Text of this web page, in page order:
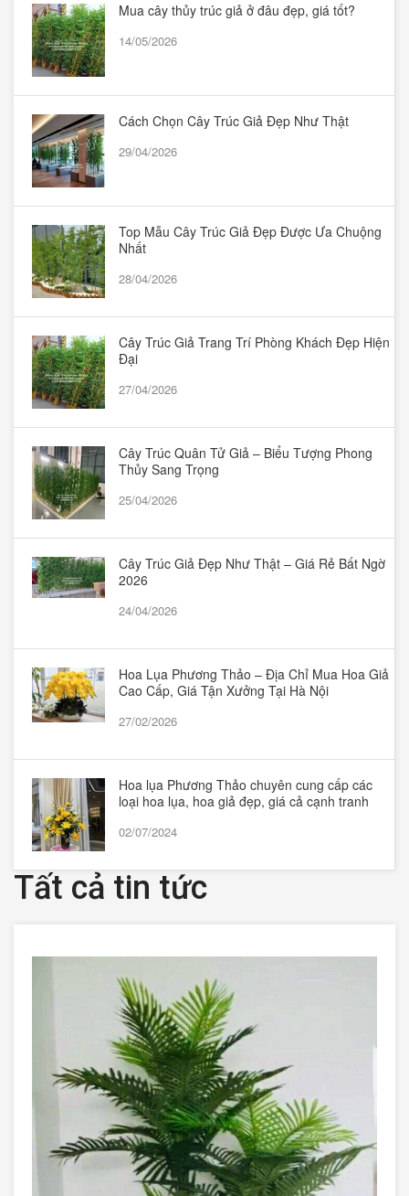
Mua cây thủy trúc giả ở đâu đẹp, giá tốt?
14/05/2026
Cách Chọn Cây Trúc Giả Đẹp Như Thật
29/04/2026
Top Mẫu Cây Trúc Giả Đẹp Được Ưa Chuộng
Nhất
28/04/2026
Cây Trúc Giả Trang Trí Phòng Khách Đẹp Hiện
Đại
27/04/2026
Cây Trúc Quân Tử Giả – Biểu Tượng Phong
Thủy Sang Trọng
25/04/2026
Cây Trúc Giả Đẹp Như Thật – Giá Rẻ Bất Ngờ
2026
24/04/2026
Hoa Lụa Phương Thảo – Địa Chỉ Mua Hoa Giả
Cao Cấp, Giá Tận Xưởng Tại Hà Nội
27/02/2026
Hoa lụa Phương Thảo chuyên cung cấp các
loại hoa lụa, hoa giả đẹp, giá cả cạnh tranh
02/07/2024
Tất cả tin tức